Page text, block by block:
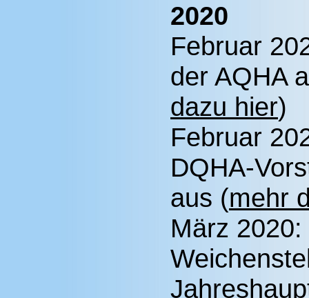
2020
Februar
der AQHA
dazu hier)
Februar
DQHA-
aus (mehr
März